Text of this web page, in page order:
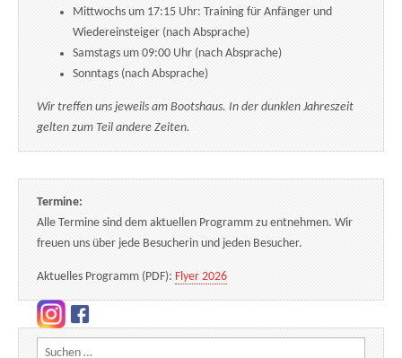
Mittwochs um 17:15 Uhr: Training für Anfänger und
Wiedereinsteiger (nach Absprache)
Samstags um 09:00 Uhr (nach Absprache)
Sonntags (nach Absprache)
Wir treffen uns jeweils am Bootshaus. In der dunklen Jahreszeit
gelten zum Teil andere Zeiten.
Termine:
Alle Termine sind dem aktuellen Programm zu entnehmen. Wir
freuen uns über jede Besucherin und jeden Besucher.
Aktuelles Programm (PDF): Flyer 2026
Suchen nach: